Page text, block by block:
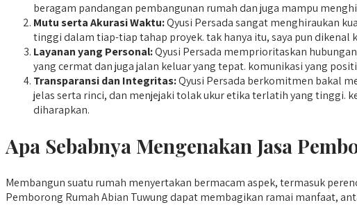
beragam pandangan pembangunan rumah dan juga mampu
Mutu serta Akurasi Waktu:Qyusi Persada sangat menghiraukan
tinggi dalam tiap-tiap tahap proyek. tak hanya itu, saya pun
Layanan yang Personal:Qyusi Persada memprioritaskan
yang cermat dan juga jalan keluar yang tepat. komunikasi yang
Transparansi dan Integritas:Qyusi Persada berkomitmen bakal
jelas serta rinci, dan menjejaki tolak ukur etika terlatih yang tinggi.
diharapkan.
Apa Sebabnya Mengenakan Jasa
Membangun suatu rumah menyertakan bermacam aspek, termasuk
Pemborong Rumah Abian Tuwung dapat membagikan ramai manfaat,